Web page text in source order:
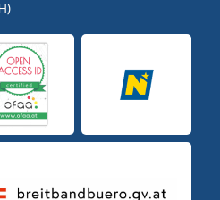
Logo Open Access IDLogo